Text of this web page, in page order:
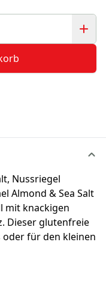
Nussriegel
Almond & Sea Salt
mit knackigen
Dieser glutenfreie
für den kleinen